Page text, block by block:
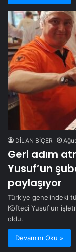
DİLAN BİÇER
Geri adım
Yusuf’un
paylaşıyor
Türkiye genelindeki
Köfteci Yusuf'un
oldu.
Devamını Oku »